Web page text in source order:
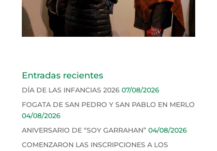
Entradas recientes
DÍA DE LAS INFANCIAS 2026 07/08/2026
FOGATA DE SAN PEDRO Y SAN PABLO EN MERLO
04/08/2026
ANIVERSARIO DE “SOY GARRAHAN” 04/08/2026
COMENZARON LAS INSCRIPCIONES A LOS